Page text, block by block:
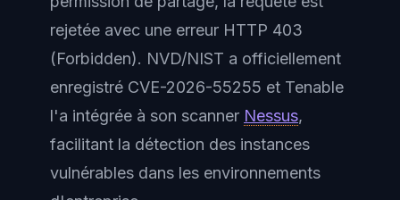
rejetée avec une erreur HTTP 403
(Forbidden). NVD/NIST a officiellement
enregistré CVE-2026-55255 et Tenable
l'a intégrée à son scanner Nessus,
facilitant la détection des instances
vulnérables dans les environnements